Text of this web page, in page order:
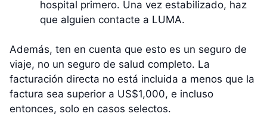
hospital primero. Una vez estabilizado, haz
que alguien contacte a LUMA.
Además, ten en cuenta que esto es un seguro de
viaje, no un seguro de salud completo. La
facturación directa no está incluida a menos que la
factura sea superior a US$1,000, e incluso
entonces, solo en casos selectos.